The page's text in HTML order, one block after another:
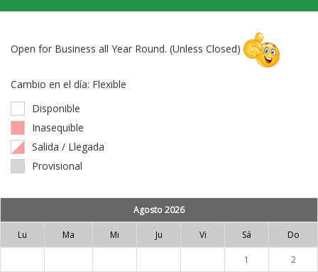
Open for Business all Year Round. (Unless Closed)
Cambio en el día: Flexible
Disponible
Inasequible
Salida / Llegada
Provisional
Agosto 2026
Lu Ma Mi Ju Vi Sá Do
1
2